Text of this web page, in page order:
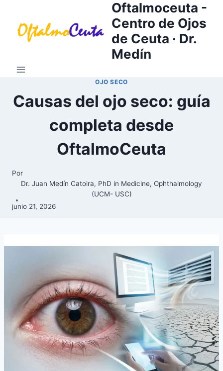
contenido
Oftalmoceuta -
Centro de Ojos
de Ceuta · Dr.
Medín
OJO SECO
Causas del ojo seco: guía
completa desde
OftalmoCeuta
Por
Dr. Juan Medín Catoira, PhD in Medicine, Ophthalmology
(UCM- USC)
junio 21, 2026